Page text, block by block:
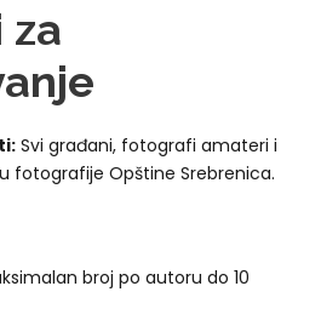
za
Svi građani, fotografi amateri i
fotografije Opštine Srebrenica.
broj po autoru do 10